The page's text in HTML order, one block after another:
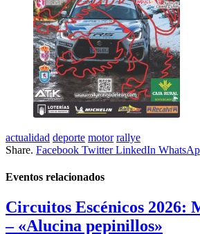
actualidad deporte motor rallye
Share. Facebook Twitter LinkedIn
Eventos relacionados
Circuitos Escénicos 2026:
– «Alucina pepinillos»